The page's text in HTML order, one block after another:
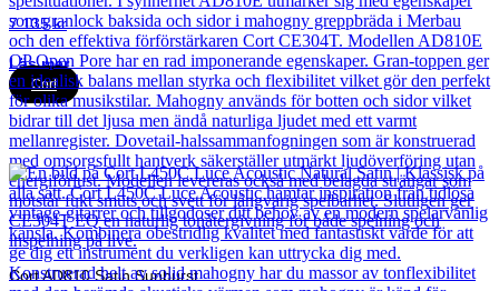
7 135kr
Läs mer
Cort
Cort AD810 Satin Sunburst